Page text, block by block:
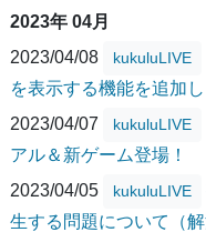
2023年 04月
2023/04/08
kukuluLIVE
を表示する機能を追加
2023/04/07
kukuluLIVE
アル＆新ゲーム登場！
2023/04/05
kukuluLIVE
生する問題について（解